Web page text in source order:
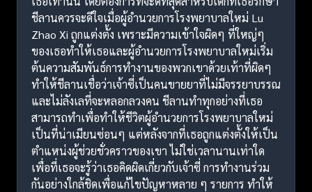
ชีลานควรจะดีใจเมื่อผู้อำนวยการโรงพยาบาลใหม่ Lu
Zhao Xi ถูกแต่งตั้ง เพราะมีความเข้าใจผิดๆ ที่ใหญ่ๆ
ของเธอทำให้เธอและผู้อำนวยการโรงพยาบาลใหม่เริ่ม
ต้นความสัมพันธ์การทำงานของพวกเขาด้วยเท้าที่ผิดๆ
ทำให้ชีลานเชื่อว่าเจ้าซี่เป็นคนขายยาที่ไม่มีจรรยาบรรณ
และไม่ลังเลที่จะหลอกลวงคน ชีลานทำทุกอย่างที่เธอ
สามารถทำเพื่อทำให้ชีวิตผู้อำนวยการโรงพยาบาลใหม่
เป็นที่น่าเมียนซ่อนๆ แต่หลังจากที่เธอถูกแต่งตั้งให้เป็น
ตำแหน่งผู้ช่วยชั่วคราวของเขา ไม่ใช่เวลานานเท่าใด
เพื่อที่เธอจะรู้ว่าเธอคิดผิดเกี่ยวกับเจ้าซี่ การทำงานร่วม
กันอย่างใกล้ชิดเพื่อแก้ไขปัญหาหลาย ๆ รายการ ทำให้